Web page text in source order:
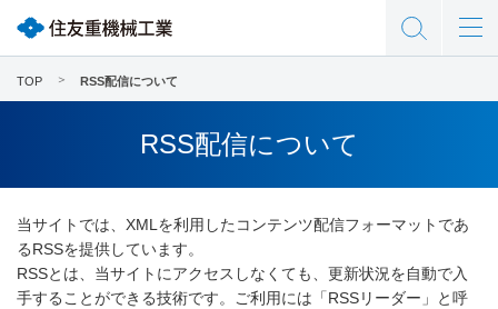
TOP RSS配信について
RSS配信について
当サイトでは、XMLを利用したコンテンツ配信フォーマットであ
るRSSを提供しています。
RSSとは、当サイトにアクセスしなくても、更新状況を自動で入
手することができる技術です。ご利用には「RSSリーダー」と呼